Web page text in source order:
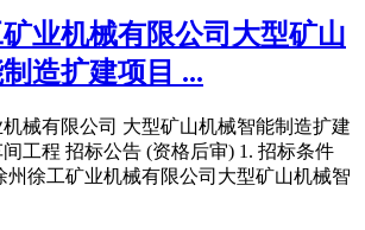
业机械有限公司大型矿山
造扩建项目 ...
械有限公司 大型矿山机械智能制造扩建
工程 招标公告 (资格后审) 1. 招标条件
州徐工矿业机械有限公司大型矿山机械智